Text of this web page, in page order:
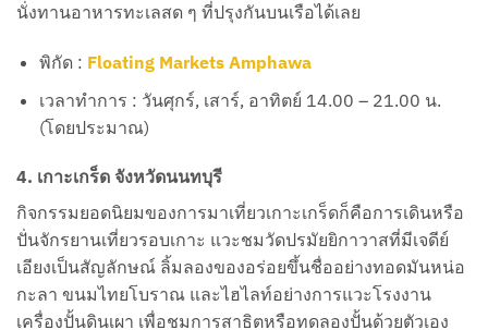
นั่งทานอาหารทะเลสด ๆ ที่ปรุงกันบนเรือได้เลย
พิกัด : Floating Markets Amphawa
เวลาทำการ : วันศุกร์, เสาร์, อาทิตย์ 14.00 – 21.00 น.
(โดยประมาณ)
4. เกาะเกร็ด จังหวัดนนทบุรี
กิจกรรมยอดนิยมของการมาเที่ยวเกาะเกร็ดก็คือการเดินหรือ
ปั่นจักรยานเที่ยวรอบเกาะ แวะชมวัดปรมัยยิกาวาสที่มีเจดีย์
เอียงเป็นสัญลักษณ์ ลิ้มลองของอร่อยขึ้นชื่ออย่างทอดมันหน่อ
กะลา ขนมไทยโบราณ และไฮไลท์อย่างการแวะโรงงาน
เครื่องปั้นดินเผา เพื่อชมการสาธิตหรือทดลองปั้นด้วยตัวเอง